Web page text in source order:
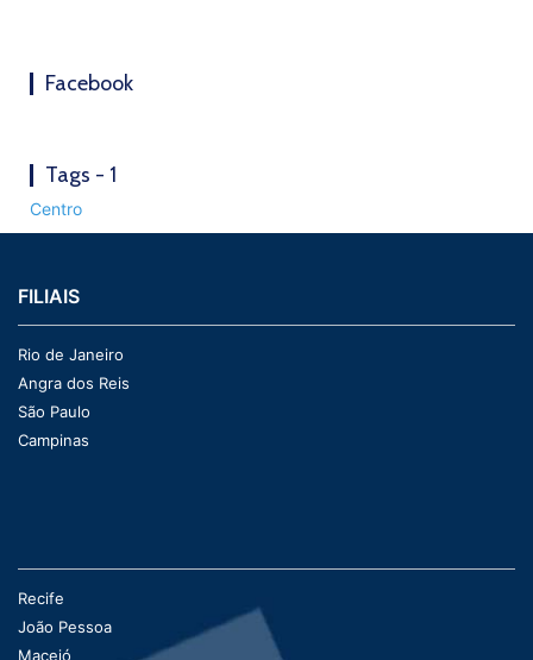
Facebook
Tags - 1
Centro
FILIAIS
Rio de Janeiro
Angra dos Reis
São Paulo
Campinas
Recife
João Pessoa
Maceió